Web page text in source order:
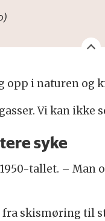
opp i naturen og
Vi kan ikke
syke
tallet. –
skismøring til